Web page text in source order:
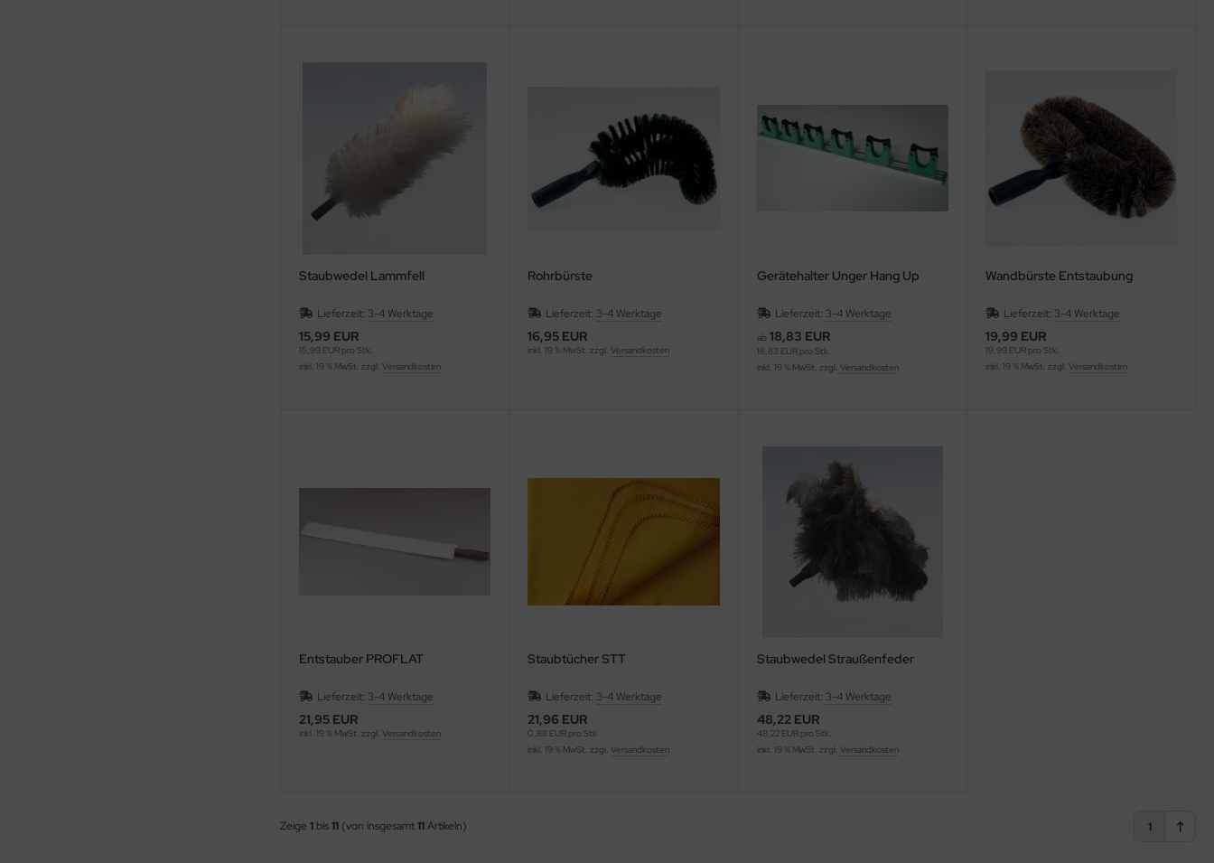
Staubwedel Lammfell
Lieferzeit: 3-4 Werktage
15,99 EUR
15,99 EUR pro Stk.
inkl. 19 % MwSt. zzgl. Versandkosten
Rohrbürste
Lieferzeit: 3-4 Werktage
16,95 EUR
inkl. 19 % MwSt. zzgl.Versandkosten
Gerätehalter Unger Hang Up
Lieferzeit: 3-4 Werktage
ab 18,83 EUR
18,83 EUR pro Stk.
inkl. 19 % MwSt. zzgl. Versandkosten
Wandbürste Entstaubung
Lieferzeit: 3-4 Werktage
19,99 EUR
19,99 EUR pro Stk.
inkl. 19 % MwSt. zzgl. Versandkosten
Entstauber PROFLAT
Lieferzeit: 3-4 Werktage
21,95 EUR
inkl. 19 % MwSt. zzgl. Versandkosten
Staubtücher STT
Lieferzeit: 3-4 Werktage
21,96 EUR
0,88 EUR pro Stk
inkl. 19 % MwSt. zzgl.Versandkosten
Staubwedel Straußenfeder
Lieferzeit: 3-4 Werktage
48,22 EUR
48,22 EUR pro Stk.
inkl. 19 % MwSt. zzgl. Versandkosten
Zeige 1 bis11 (von insgesamt11Artikeln) 1